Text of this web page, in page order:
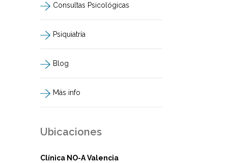
Consultas Psicológicas
Psiquiatría
Blog
Más info
Ubicaciones
Clínica NO-A Valencia